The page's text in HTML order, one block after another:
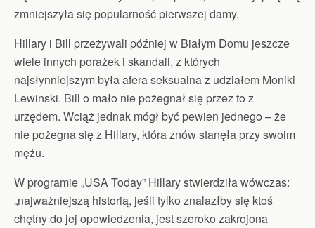
zmniejszyła się popularność pierwszej damy.
Hillary i Bill przeżywali później w Białym Domu jeszcze
wiele innych porażek i skandali, z których
najsłynniejszym była afera seksualna z udziałem Moniki
Lewinski. Bill o mało nie pożegnał się przez to z
urzędem. Wciąż jednak mógł być pewien jednego – że
nie pożegna się z Hillary, która znów stanęła przy swoim
mężu.
W programie „USA Today” Hillary stwierdziła wówczas:
„najważniejszą historią, jeśli tylko znalazłby się ktoś
chętny do jej opowiedzenia, jest szeroko zakrojona